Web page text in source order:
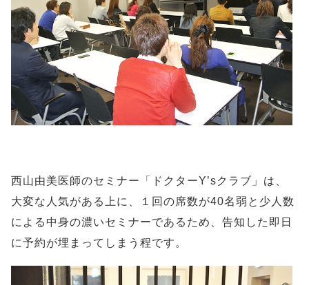
西山由美医師のセミナー「ドクターY’sクラブ」は、
大変な人気がある上に、１回の席数が40名弱と少人数
による中身の濃いセミナーであるため、告知した即日
に予約が埋まってしまう程です。